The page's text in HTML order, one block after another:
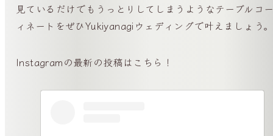
見ているだけでもうっとりしてしまうようなテーブルコ
ィネートをぜひYukiyanagiウェディングで叶えましょう。
Instagramの最新の投稿はこちら！